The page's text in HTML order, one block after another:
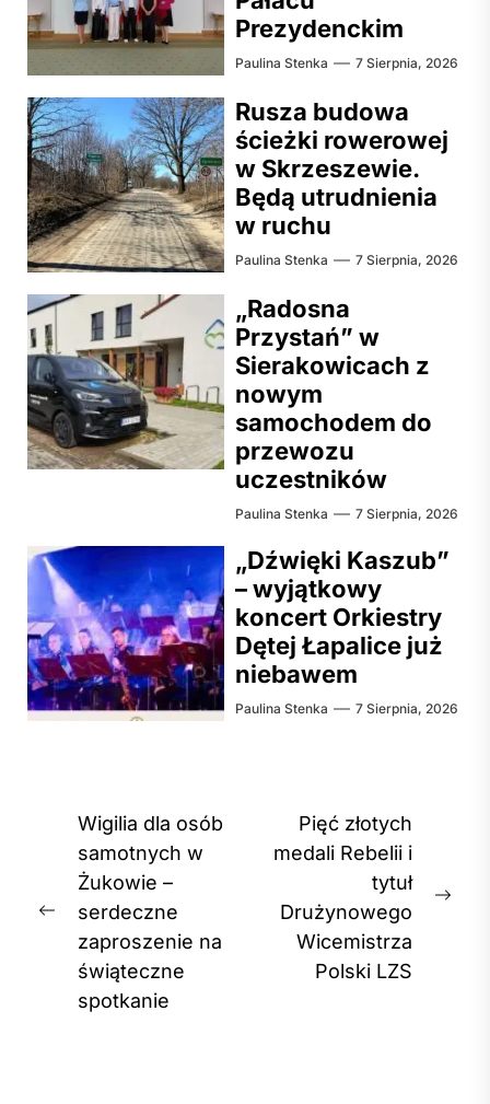
Prezydenckim
Paulina Stenka 7 Sierpnia, 2026
Rusza budowa
ścieżki rowerowej
w Skrzeszewie.
Będą utrudnienia
w ruchu
Paulina Stenka 7 Sierpnia, 2026
„Radosna
Przystań” w
Sierakowicach z
nowym
samochodem do
przewozu
uczestników
Paulina Stenka 7 Sierpnia, 2026
„Dźwięki Kaszub”
– wyjątkowy
koncert Orkiestry
Dętej Łapalice już
niebawem
Paulina Stenka 7 Sierpnia, 2026
Nawigacja
wpisu
Previous
post:
Wigilia dla osób
samotnych w
Żukowie –
serdeczne
zaproszenie na
świąteczne
spotkanie
Pięć złotych
medali Rebelii i
tytuł
Drużynowego
Wicemistrza
Polski LZS